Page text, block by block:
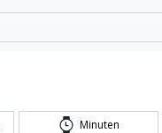
Minuten